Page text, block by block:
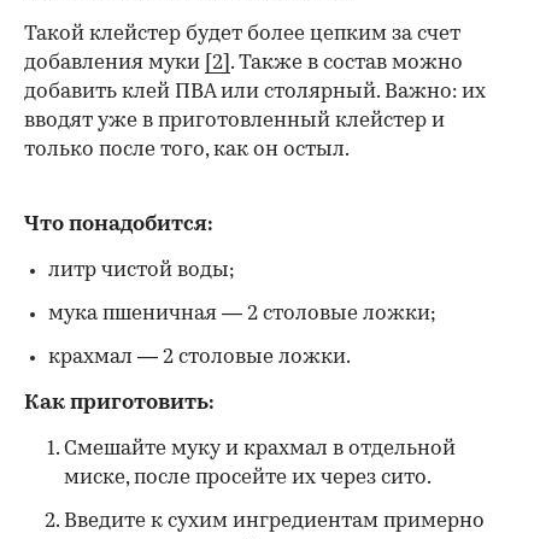
Такой клейстер будет более цепким за счет
добавления муки [2] . Также в состав можно
добавить клей ПВА или столярный. Важно: их
вводят уже в приготовленный клейстер и
только после того, как он остыл.
Что понадобится:
литр чистой воды;
мука пшеничная — 2 столовые ложки;
крахмал — 2 столовые ложки.
Как приготовить:
Смешайте муку и крахмал в отдельной
миске, после просейте их через сито.
Введите к сухим ингредиентам примерно